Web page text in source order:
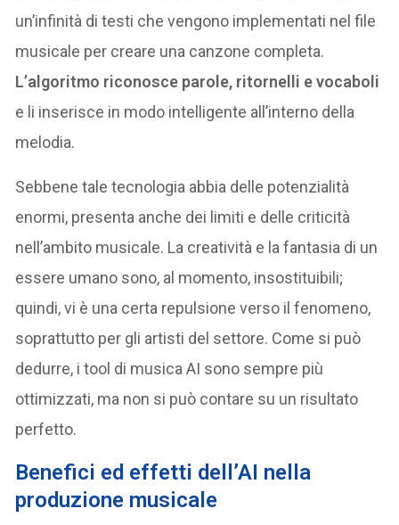
un’infinità di testi che vengono implementati nel file
musicale per creare una canzone completa.
L’algoritmo riconosce parole, ritornelli e vocaboli
e li inserisce in modo intelligente all’interno della
melodia.
Sebbene tale tecnologia abbia delle potenzialità
enormi, presenta anche dei limiti e delle criticità
nell’ambito musicale. La creatività e la fantasia di un
essere umano sono, al momento, insostituibili;
quindi, vi è una certa repulsione verso il fenomeno,
soprattutto per gli artisti del settore. Come si può
dedurre, i tool di musica AI sono sempre più
ottimizzati, ma non si può contare su un risultato
perfetto.
Benefici ed effetti dell’AI nella
produzione musicale